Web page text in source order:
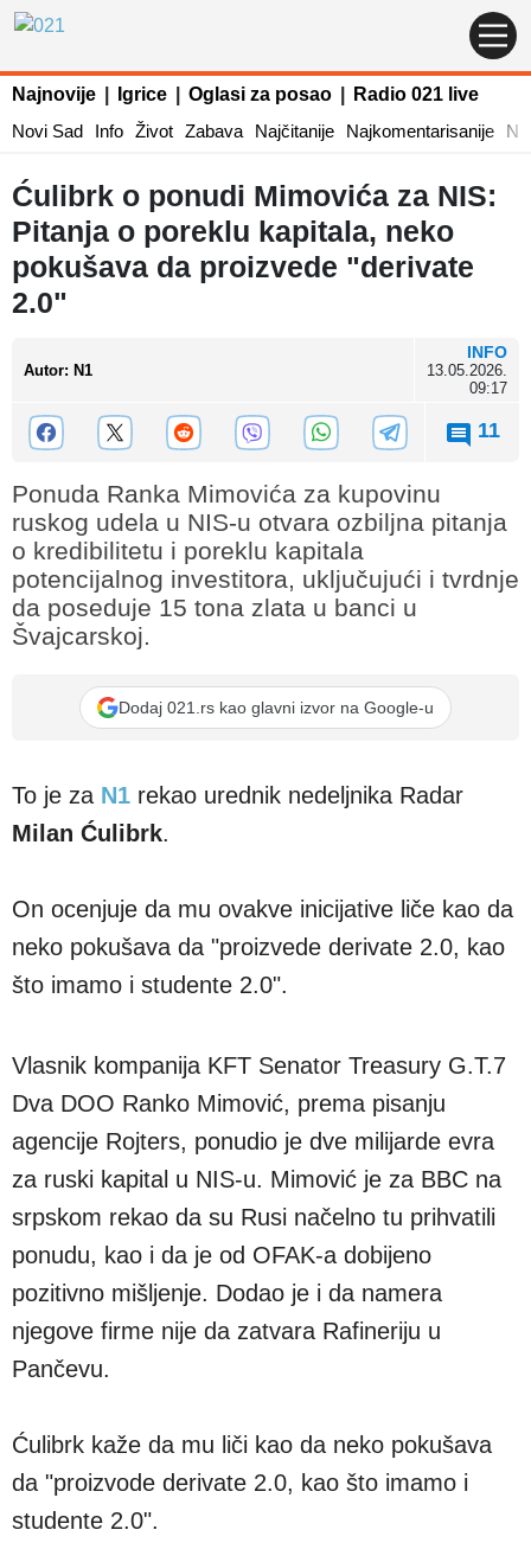
Najnovije Igrice Oglasi za posao
Radio 021 live
Novi Sad
Info Život Zabava Najčitanije Najkomentarisanije
Ćulibrk o ponudi Mimovića za NIS:
Pitanja o poreklu kapitala, neko
pokušava da proizvede "derivate
2.0"
Autor: N1
INFO
13.05.2026.
09:17
11
Ponuda Ranka Mimovića za kupovinu
ruskog udela u NIS-u otvara ozbiljna pitanja
o kredibilitetu i poreklu kapitala
potencijalnog investitora, uključujući i tvrdnje
da poseduje 15 tona zlata u banci u
Švajcarskoj.
Dodaj 021.rs kao glavni izvor na Google-u
To je za N1 rekao urednik nedeljnika Radar
Milan Ćulibrk.
On ocenjuje da mu ovakve inicijative liče kao da
neko pokušava da "proizvede derivate 2.0, kao
što imamo i studente 2.0".
Vlasnik kompanija KFT Senator Treasury G.T.7
Dva DOO Ranko Mimović, prema pisanju
agencije Rojters, ponudio je dve milijarde evra
za ruski kapital u NIS-u. Mimović je za BBC na
srpskom rekao da su Rusi načelno tu prihvatili
ponudu, kao i da je od OFAK-a dobijeno
pozitivno mišljenje. Dodao je i da namera
njegove firme nije da zatvara Rafineriju u
Pančevu.
Ćulibrk kaže da mu liči kao da neko pokušava
da "proizvode derivate 2.0, kao što imamo i
studente 2.0".